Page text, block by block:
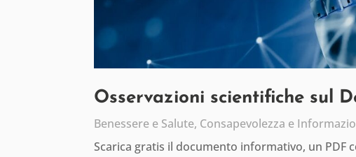
Osservazioni scientifiche sul
Benessere e Salute, Consapevolezza e
Scarica gratis il documento informativo, un PDF